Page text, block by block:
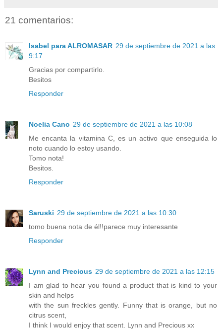
21 comentarios:
Isabel para ALROMASAR 29 de septiembre de 2021 a las
9:17
Gracias por compartirlo.
Besitos
Responder
Noelia Cano 29 de septiembre de 2021 a las 10:08
Me encanta la vitamina C, es un activo que enseguida lo
noto cuando lo estoy usando.
Tomo nota!
Besitos.
Responder
Saruski 29 de septiembre de 2021 a las 10:30
tomo buena nota de él!!parece muy interesante
Responder
Lynn and Precious 29 de septiembre de 2021 a las 12:15
I am glad to hear you found a product that is kind to your
skin and helps
with the sun freckles gently. Funny that is orange, but no
citrus scent,
I think I would enjoy that scent. Lynn and Precious xx